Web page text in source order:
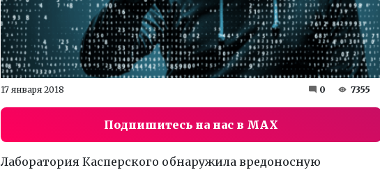
17 января 2018 0 7355
Подпишитесь на нас в MAX
Лаборатория Касперского обнаружила вредоносную